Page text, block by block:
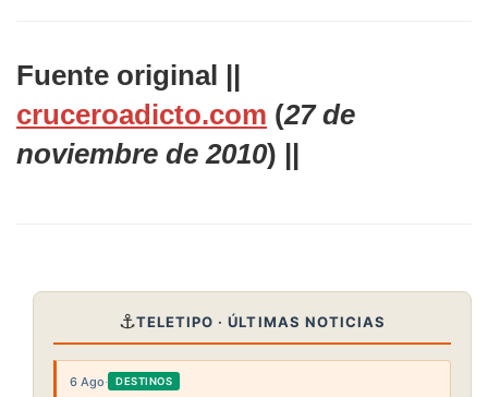
Fuente original ||
cruceroadicto.com (27 de
noviembre de 2010) ||
⚓TELETIPO · ÚLTIMAS NOTICIAS
6 Ago· DESTINOS